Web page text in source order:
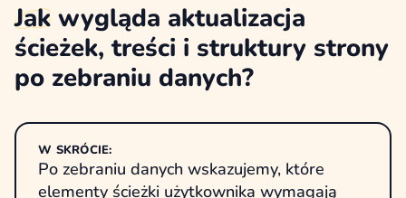
Jak wygląda aktualizacja
ścieżek, treści i struktury strony
po zebraniu danych?
W SKRÓCIE:
Po zebraniu danych wskazujemy, które
elementy ścieżki użytkownika wymagają